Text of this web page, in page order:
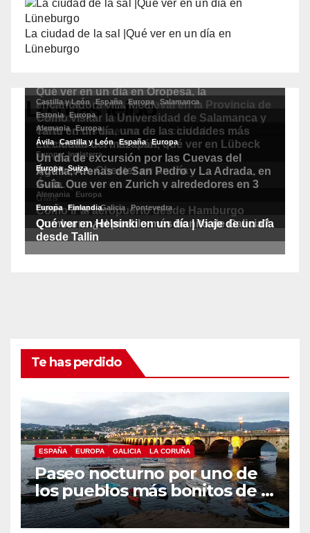
La ciudad de la sal |Qué ver en un día en
Lüneburgo
Lo más leído
Te has perdido
ESPAÑA EUROPA GALICIA LA CORUÑA
Paseo nocturno por uno de
los pueblos más bonitos de A
Coruña, Puentedeume